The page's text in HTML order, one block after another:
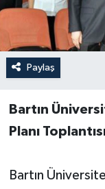
Paylaş
Bartın
Planı
Bartın
Turizm
Yaşam
Yerel
DÜNYA
YEREL